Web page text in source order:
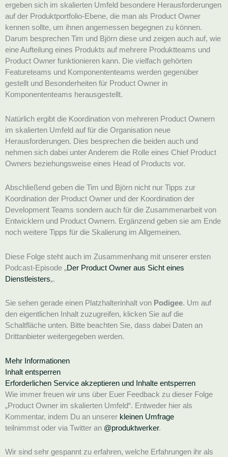
ergeben sich im skalierten Umfeld besondere Herausforderungen
auf der Produktportfolio-Ebene, die man als Product Owner
kennen sollte, um ihnen angemessen begegnen zu können.
Darum besprechen Tim und Björn diese und zeigen auch auf, wie
eine Aufteilung eines Produkts auf mehrere Produktteams und
Product Owner funktionieren kann. Die vielfach gehörten
Featureteams und Komponententeams werden gegenüber
gestellt und Besonderheiten für Product Owner in
Komponententeams herausgestellt.
Natürlich ergibt die Koordination von mehreren Product Ownern
im skalierten Umfeld auf für die Organisation neue
Herausforderungen. Dies besprechen die beiden auch und
nehmen sich dabei unter Anderem die Rolle eines Chief Product
Owners beziehungsweise eines Head of Products vor.
Abschließend geben die Tim und Björn nicht nur Tipps zur
Koordination der Product Owner und der Koordination der
Development Teams sondern auch für die Zusammenarbeit von
Entwicklern und Product Ownern. Ergänzend geben sie am Ende
noch weitere Tipps für die Skalierung im Allgemeinen.
Diese Folge steht auch im Zusammenhang mit unserer ersten
Podcast-Episode „Der Product Owner aus Sicht eines
Dienstleisters„.
Sie sehen gerade einen Platzhalterinhalt von Podigee. Um auf
den eigentlichen Inhalt zuzugreifen, klicken Sie auf die
Schaltfläche unten. Bitte beachten Sie, dass dabei Daten an
Drittanbieter weitergegeben werden.
Mehr Informationen
Inhalt entsperren
Erforderlichen Service akzeptieren und Inhalte entsperren
Wie immer freuen wir uns über Euer Feedback zu dieser Folge
„Product Owner im skalierten Umfeld“. Entweder hier als
Kommentar, indem Du an unserer kleinen Umfrage
teilnimmst oder via Twitter an @produktwerker.
Wir sind sehr gespannt zu erfahren, welche Erfahrungen ihr als